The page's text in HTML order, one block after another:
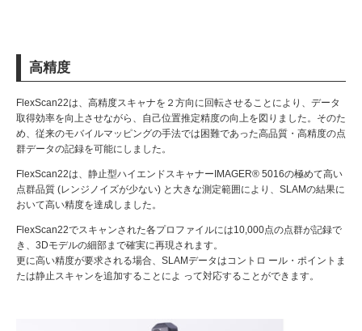
高精度
FlexScan22は、高精度スキャナを２方向に回転させることにより、データ
取得効率を向上させながら、自己位置推定精度の向上を図りました。そのた
め、従来のモバイルマッピングの手法では困難であった高品質・高精度の点
群データの記録を可能にしました。
FlexScan22は、静止型ハイエンドスキャナーIMAGER® 5016の極めて高い
点群品質 (レンジノイズが少ない) と大きな測定範囲により、SLAMの結果に
おいて高い精度を達成しました。
FlexScan22でスキャンされた各プロファイルには10,000点の点群が記録で
き、3Dモデルの細部まで確実に再現されます。
更に高い精度が要求される場合、SLAMデータはコントロ ール・ポイントま
たは静止スキャンを追加することによ って対応することができます。